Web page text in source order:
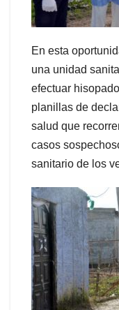
En esta
una unidad
efectuar
planillas de
salud que
casos
sanitario de los